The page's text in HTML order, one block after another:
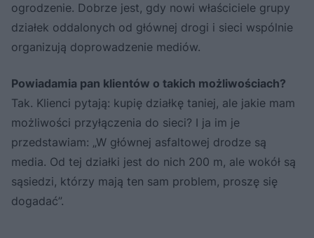
ogrodzenie. Dobrze jest, gdy nowi właściciele grupy
działek oddalonych od głównej drogi i sieci wspólnie
organizują doprowadzenie mediów.
Powiadamia pan klientów o takich możliwościach?
Tak. Klienci pytają: kupię działkę taniej, ale jakie mam
możliwości przyłączenia do sieci? I ja im je
przedstawiam: „W głównej asfaltowej drodze są
media. Od tej działki jest do nich 200 m, ale wokół są
sąsiedzi, którzy mają ten sam problem, proszę się
dogadać”.